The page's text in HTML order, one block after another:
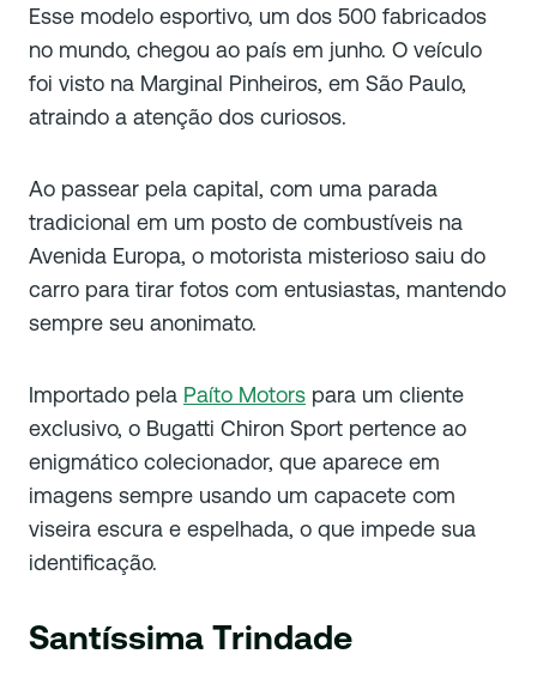
Esse modelo esportivo, um dos 500 fabricados
no mundo, chegou ao país em junho. O veículo
foi visto na Marginal Pinheiros, em São Paulo,
atraindo a atenção dos curiosos.
Ao passear pela capital, com uma parada
tradicional em um posto de combustíveis na
Avenida Europa, o motorista misterioso saiu do
carro para tirar fotos com entusiastas, mantendo
sempre seu anonimato.
Importado pela Paíto Motors para um cliente
exclusivo, o Bugatti Chiron Sport pertence ao
enigmático colecionador, que aparece em
imagens sempre usando um capacete com
viseira escura e espelhada, o que impede sua
identificação.
Santíssima Trindade